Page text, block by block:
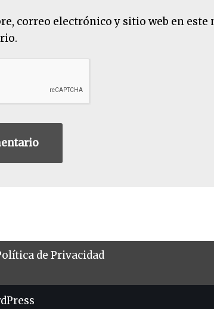
correo electrónico y sitio web en este
de Privacidad